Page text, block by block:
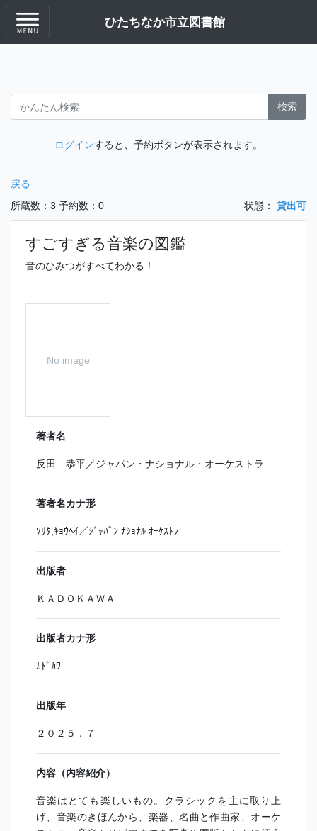
ひたちなか市立図書館
検索
ログインすると、予約ボタンが表示されます。
戻る
所蔵数：3 予約数：0 状態： 貸出可
すごすぎる音楽の図鑑
音のひみつがすべてわかる！
No image
著者名
反田 恭平／ジャパン・ナショナル・オーケストラ
著者名カナ形
ｿﾘﾀ,ｷｮｳﾍｲ／ｼﾞｬﾊﾟﾝ ﾅｼｮﾅﾙ ｵｰｹｽﾄﾗ
出版者
ＫＡＤＯＫＡＷＡ
出版者カナ形
ｶﾄﾞｶﾜ
出版年
２０２５．７
内容（内容紹介）
音楽はとても楽しいもの。クラシックを主に取り上
げ、音楽のきほんから、楽器、名曲と作曲家、オーケ